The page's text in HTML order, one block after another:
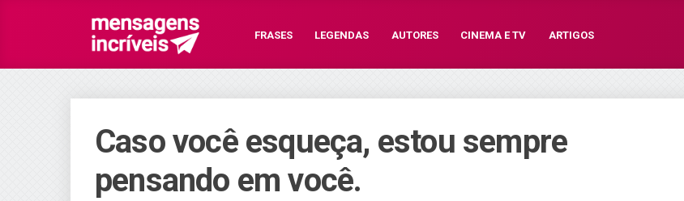
FRASES LEGENDAS AUTORES CINEMA E TV ARTIGOS
Caso você esqueça, estou sempre
pensando em você.